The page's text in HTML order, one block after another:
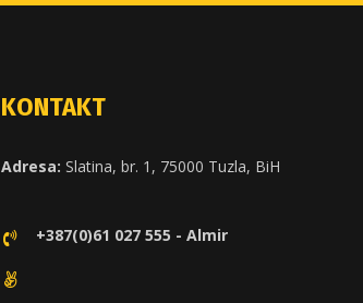
KONTAKT
Adresa: Slatina, br. 1, 75000 Tuzla, BiH
+387(0)61 027 555 - Almir